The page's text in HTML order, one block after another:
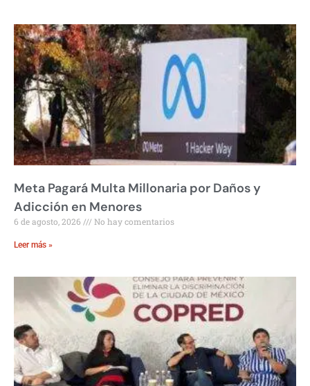
Meta Pagará Multa Millonaria por Daños y
Adicción en Menores
6 de agosto, 2026 No hay comentarios
Leer más »